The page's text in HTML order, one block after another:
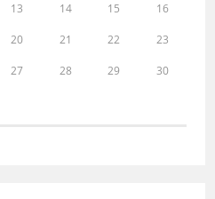
13 14 15 16
20 21 22 23
27 28 29 30